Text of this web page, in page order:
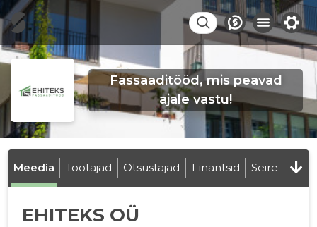
Fassaaditööd, mis peavad
ajale vastu!
Meedia Töötajad Otsustajad Finantsid Seire
EHITEKS OÜ